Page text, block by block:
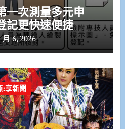
一次測量多元申
更快速便捷
月 6, 2026
:享新聞